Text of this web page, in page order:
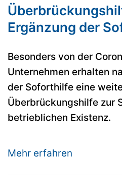
Ergänzung der
Besonders von der
Unternehmen erhalten
der Soforthilfe eine
Überbrückungshilfe zur
betrieblichen Existenz.
Mehr erfahren